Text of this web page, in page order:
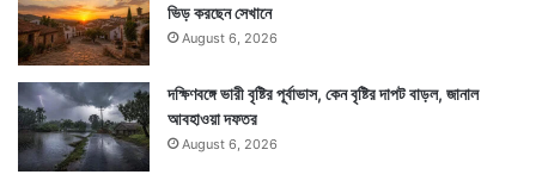
Tags Japan
ভিড় করছেন সেখানে
August 6, 2026
দক্ষিণবঙ্গে ভারী বৃষ্টির পূর্বাভাস, কেন বৃষ্টির দাপট বাড়ল, জানাল
আবহাওয়া দফতর
August 6, 2026